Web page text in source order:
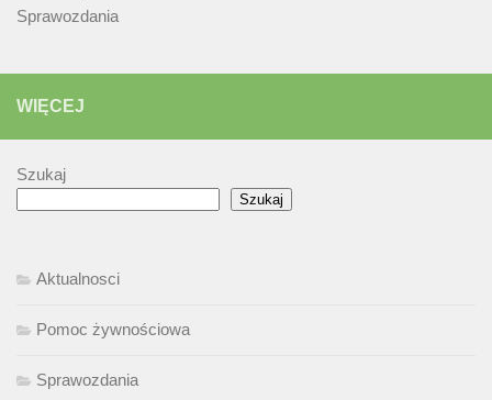
Sprawozdania
WIĘCEJ
Szukaj
Szukaj
Aktualnosci
Pomoc żywnościowa
Sprawozdania